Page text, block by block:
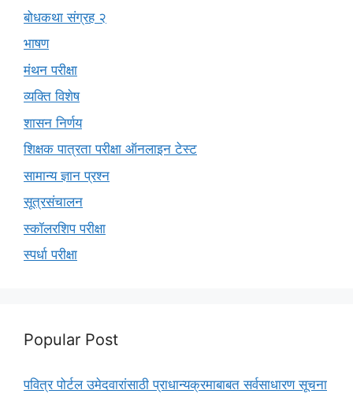
बोधकथा संग्रह २
भाषण
मंथन परीक्षा
व्यक्ति विशेष
शासन निर्णय
शिक्षक पात्रता परीक्षा ऑनलाइन टेस्ट
सामान्य ज्ञान प्रश्न
सूत्रसंचालन
स्कॉलरशिप परीक्षा
स्पर्धा परीक्षा
Popular Post
पवित्र पोर्टल उमेदवारांसाठी प्राधान्यक्रमाबाबत सर्वसाधारण सूचना